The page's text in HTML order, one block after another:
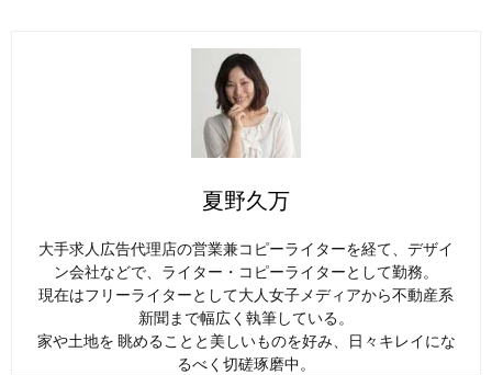
夏野久万
大手求人広告代理店の営業兼コピーライターを経て、デザイ
ン会社などで、ライター・コピーライターとして勤務。
現在はフリーライターとして大人女子メディアから不動産系
新聞まで幅広く執筆している。
家や土地を 眺めることと美しいものを好み、日々キレイにな
るべく切磋琢磨中。